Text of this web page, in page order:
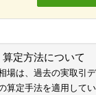
定方法について
場は、過去の実取引
算定手法を適用してい